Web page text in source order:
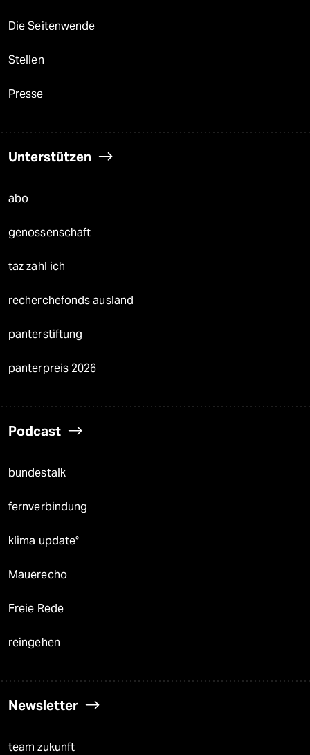
Die Seitenwende
Stellen
Presse
Unterstützen
abo
genossenschaft
taz zahl ich
recherchefonds ausland
panterstiftung
panterpreis 2026
Podcast
bundestalk
fernverbindung
klima update°
Mauerecho
Freie Rede
reingehen
Newsletter
team zukunft